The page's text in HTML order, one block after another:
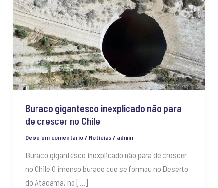
Buraco gigantesco inexplicado não para
de crescer no Chile
Deixe um comentário / Notícias/ admin
Buraco gigantesco inexplicado não para de crescer
no Chile O imenso buraco que se formou no Deserto
do Atacama, no […]
inexplicado
não
para
de
crescer
no